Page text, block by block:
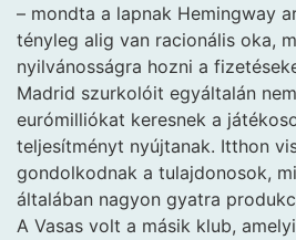
– mondta a lapnak Hemingway
tényleg alig van racionális oka,
nyilvánosságra hozni a
Madrid szurkolóit egyáltalán
eurómilliókat keresnek a
teljesítményt nyújtanak. Itthon
gondolkodnak a tulajdonosok,
általában nagyon gyatra
A Vasas volt a másik klub,